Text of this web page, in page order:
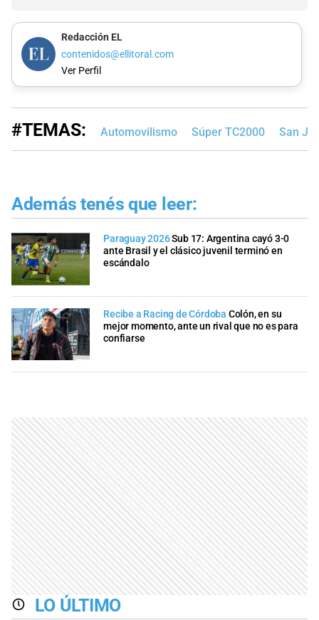
Redacción EL
contenidos@ellitoral.com
Ver Perfil
#TEMAS: Automovilismo Súper TC2000 San
Además tenés que leer:
Paraguay 2026Sub 17: Argentina cayó 3-0
ante Brasil y el clásico juvenil terminó en
escándalo
Recibe a Racing de Córdoba Colón, en su
mejor momento, ante un rival que no es para
confiarse
LO ÚLTIMO